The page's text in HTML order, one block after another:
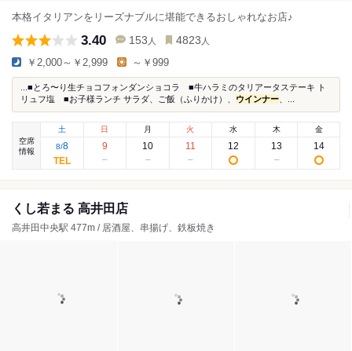
本格イタリアンをリーズナブルに堪能できるおしゃれなお店♪
3.40 153 人 4823 人
￥2,000～￥2,999 ～￥999
...■とろ〜り生チョコフォンダンショコラ ■牛ハラミのタリアータステーキ ト
リュフ塩 ■お子様ランチ サラダ、ご飯（ふりかけ）、 ウインナー
空席
情報
土
8/8
日
9
月
10
火
11
水
12
木
13
金
14
くし若まる 高井田店
高井田中央駅 477m / 居酒屋、串揚げ、鉄板焼き